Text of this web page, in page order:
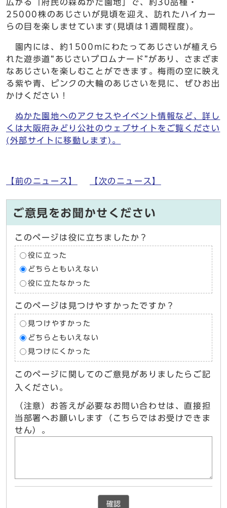
広がる「府民の森ぬかた園地」で、約30品種・
25000株のあじさいが見頃を迎え、訪れたハイカー
らの目を楽しませています(見頃は1週間程度)。
園内には、約1500mにわたってあじさいが植えら
れた遊歩道“あじさいプロムナード”があり、さまざま
なあじさいを楽しむことができます。梅雨の空に映え
る紫や青、ピンクの大輪のあじさいを見に、ぜひお出
かけください！
ぬかた園地へのアクセスやイベント情報など、詳し
くは大阪府みどり公社のウェブサイトをご覧ください
(外部サイトに移動します)。
【前のニュース】 【次のニュース】
ご意見をお聞かせください
このページは役に立ちましたか？
役に立った
どちらともいえない
役に立たなかった
このページは見つけやすかったですか？
見つけやすかった
どちらともいえない
見つけにくかった
このページに関してのご意見がありましたらご記
入ください。
（注意）お答えが必要なお問い合わせは、直接担
当部署へお願いします（こちらではお受けできま
せん）。
確認